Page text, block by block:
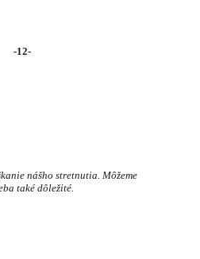
-12-
nášho stretnutia. Môžeme
také dôležité.